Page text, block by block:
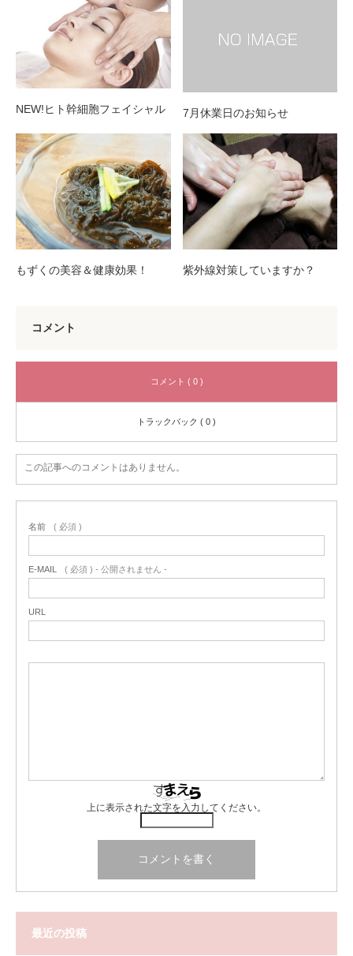
NEW!ヒト幹細胞フェイシャル 7月休業日のお知らせ
もずくの美容＆健康効果！ 紫外線対策していますか？
コメント
コメント ( 0 )
トラックバック ( 0 )
この記事へのコメントはありません。
名前 ( 必須 )
E-MAIL ( 必須 ) - 公開されません -
URL
上に表示された文字を入力してください。
最近の投稿